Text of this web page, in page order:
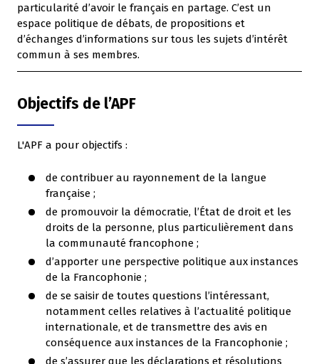
particularité d’avoir le français en partage. C’est un
espace politique de débats, de propositions et
d’échanges d’informations sur tous les sujets d’intérêt
commun à ses membres.
Objectifs de l’APF
L'APF a pour objectifs :
de contribuer au rayonnement de la langue
française ;
de promouvoir la démocratie, l’État de droit et les
droits de la personne, plus particulièrement dans
la communauté francophone ;
d’apporter une perspective politique aux instances
de la Francophonie ;
de se saisir de toutes questions l’intéressant,
notamment celles relatives à l’actualité politique
internationale, et de transmettre des avis en
conséquence aux instances de la Francophonie ;
de s’assurer que les déclarations et résolutions